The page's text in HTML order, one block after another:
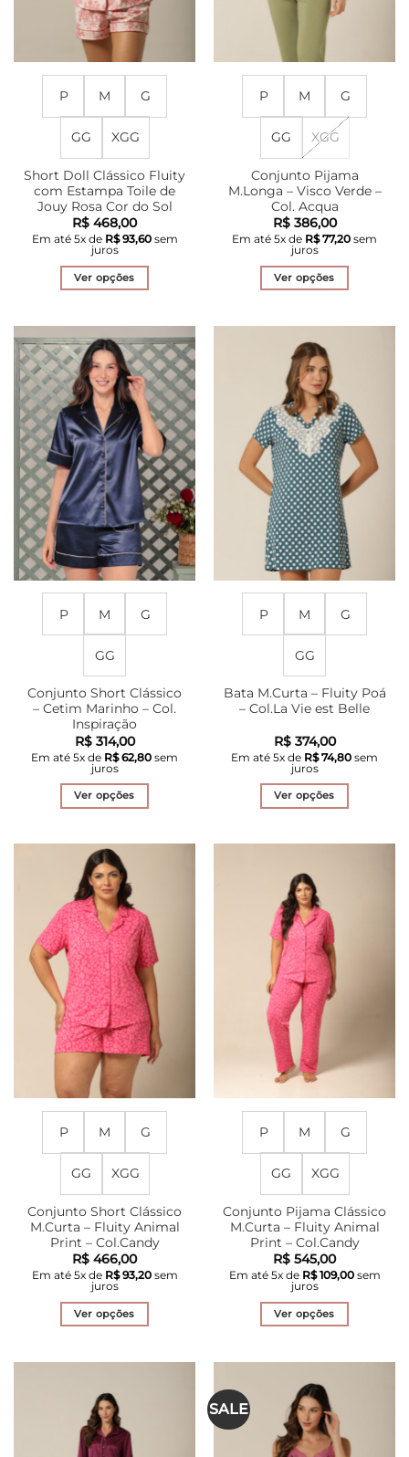
produto
P M G
GG XGG
Short Doll Clássico Fluity
com Estampa Toile de
Jouy Rosa Cor do Sol
R$ 468,00
Em até 5x de R$93,60sem
juros
Ver opções
tem
várias
variantes.
As
opções
podem
ser
escolhidas
na
página
do
produto
P M G
GG XGG
Conjunto Pijama
M.Longa – Visco Verde –
Col. Acqua
R$386,00
Em até 5x de R$77,20 sem
juros
Ver opções
várias
variantes.
As
opções
podem
ser
escolhidas
na
página
do
produto
P M G
GG
Conjunto Short Clássico
– Cetim Marinho – Col.
Inspiração
R$314,00
Em até 5x de R$62,80 sem
juros
Ver opções
tem
várias
variantes.
As
opções
podem
ser
escolhidas
na
página
do
produto
P M G
GG
Bata M.Curta – Fluity Poá
– Col.La Vie est Belle
R$374,00
Em até 5x de R$74,80 sem
juros
Ver opções
várias
variantes.
As
opções
podem
ser
escolhidas
na
página
do
produto
P M G
GG XGG
Conjunto Short Clássico
M.Curta – Fluity Animal
Print – Col.Candy
R$ 466,00
Em até 5x de R$93,20sem
juros
Ver opções
várias
variantes.
As
opções
P M G
GG XGG
Conjunto Pijama Clássico
M.Curta – Fluity Animal
Print – Col.Candy
R$ 545,00
Em até 5x de R$109,00sem
juros
Ver opções
várias
variantes.
As
opções
SALE